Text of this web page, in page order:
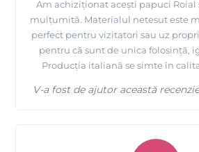
Am achiziționat acești papuci Roial
mulțumită. Materialul netesut este
perfect pentru vizitatori sau uz
pentru că sunt de unica folosință,
Producția italiană se simte în
V-a fost de ajutor această